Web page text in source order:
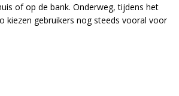
of op de bank. Onderweg, tijdens het
kiezen gebruikers nog steeds vooral voor